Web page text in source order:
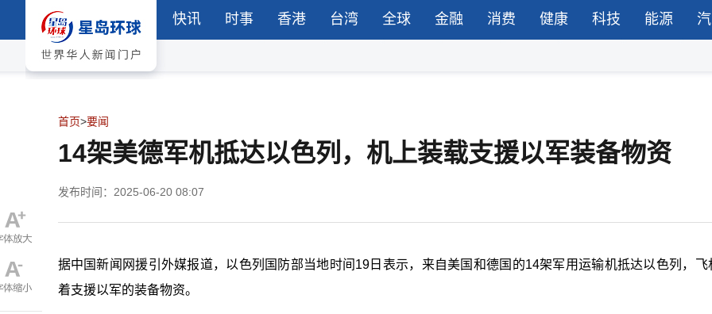
快讯 时事 香港 台湾 全球 金融 消费 健康 科技 能源
首页>要闻
14架美德军机抵达以色列，机上装载支援以军装备物资
发布时间：2025-06-20 08:07
据中国新闻网援引外媒报道，以色列国防部当地时间19日表示，来自美国和德国的14架军用运输机抵达以色列，飞
着支援以军的装备物资。